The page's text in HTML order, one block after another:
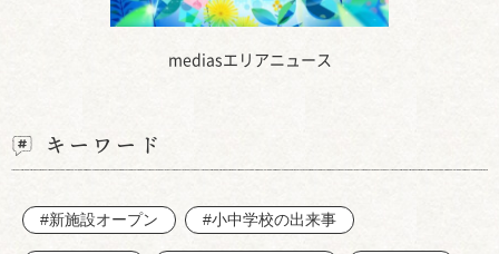
mediasエリアニュース
キーワード
#新施設オープン #小中学校の出来事